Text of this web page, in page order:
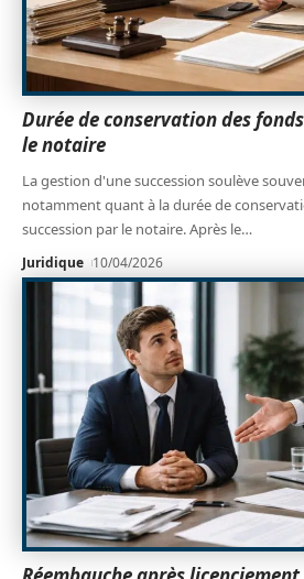
Durée de conservation des
le notaire
La gestion d'une succession soulève
notamment quant à la durée de
succession par le notaire. Après le…
Juridique 10/04/2026